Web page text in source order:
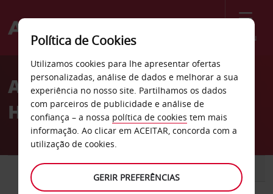
Menu
Welcome
AvisAluguer de carros North
Huntingdon
CARRO COMERCIAIS
Política de Cookies
Utilizamos cookies para lhe apresentar ofertas
personalizadas, análise de dados e melhorar a sua
experiência no nosso site. Partilhamos os dados
com parceiros de publicidade e análise de
confiança – a nossa política de cookies tem mais
informação. Ao clicar em ACEITAR, concorda com a
utilização de cookies.
GERIR PREFERÊNCIAS